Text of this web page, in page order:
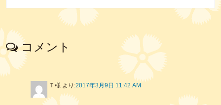
コメント
Ｔ様 より:2017年3月9日 11:42 AM